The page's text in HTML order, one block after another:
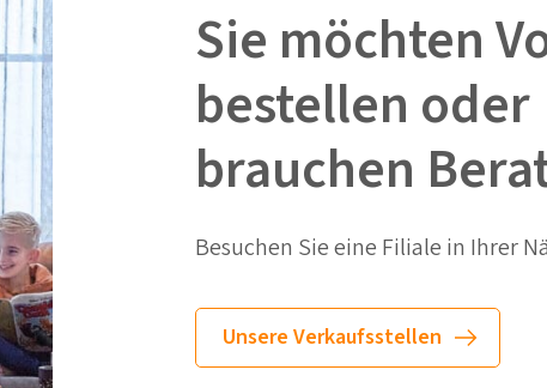
Sie möchten
bestellen oder
brauchen
Besuchen Sie eine Filiale in Ihrer
Unsere Verkaufsstellen